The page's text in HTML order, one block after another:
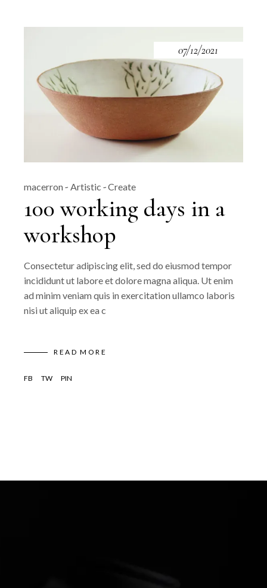
07/12/2021
macerron Artistic Create
100 working days in a
workshop
Consectetur adipiscing elit, sed do eiusmod tempor
incididunt ut labore et dolore magna aliqua. Ut enim
ad minim veniam quis in exercitation ullamco laboris
nisi ut aliquip ex ea c
READ MORE
FB TW PIN